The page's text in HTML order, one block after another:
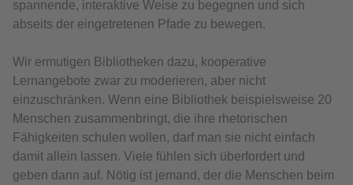
spannende, interaktive Weise zu begegnen und sich
abseits der eingetretenen Pfade zu bewegen.
Wir ermutigen Bibliotheken dazu, kooperative
Lernangebote zwar zu moderieren, aber nicht
einzuschränken. Wenn eine Bibliothek beispielsweise 20
Menschen zusammenbringt, die ihre rhetorischen
Fähigkeiten schulen wollen, darf man sie nicht einfach
damit allein lassen. Viele fühlen sich überfordert und
geben dann auf. Nötig ist jemand, der die Menschen beim